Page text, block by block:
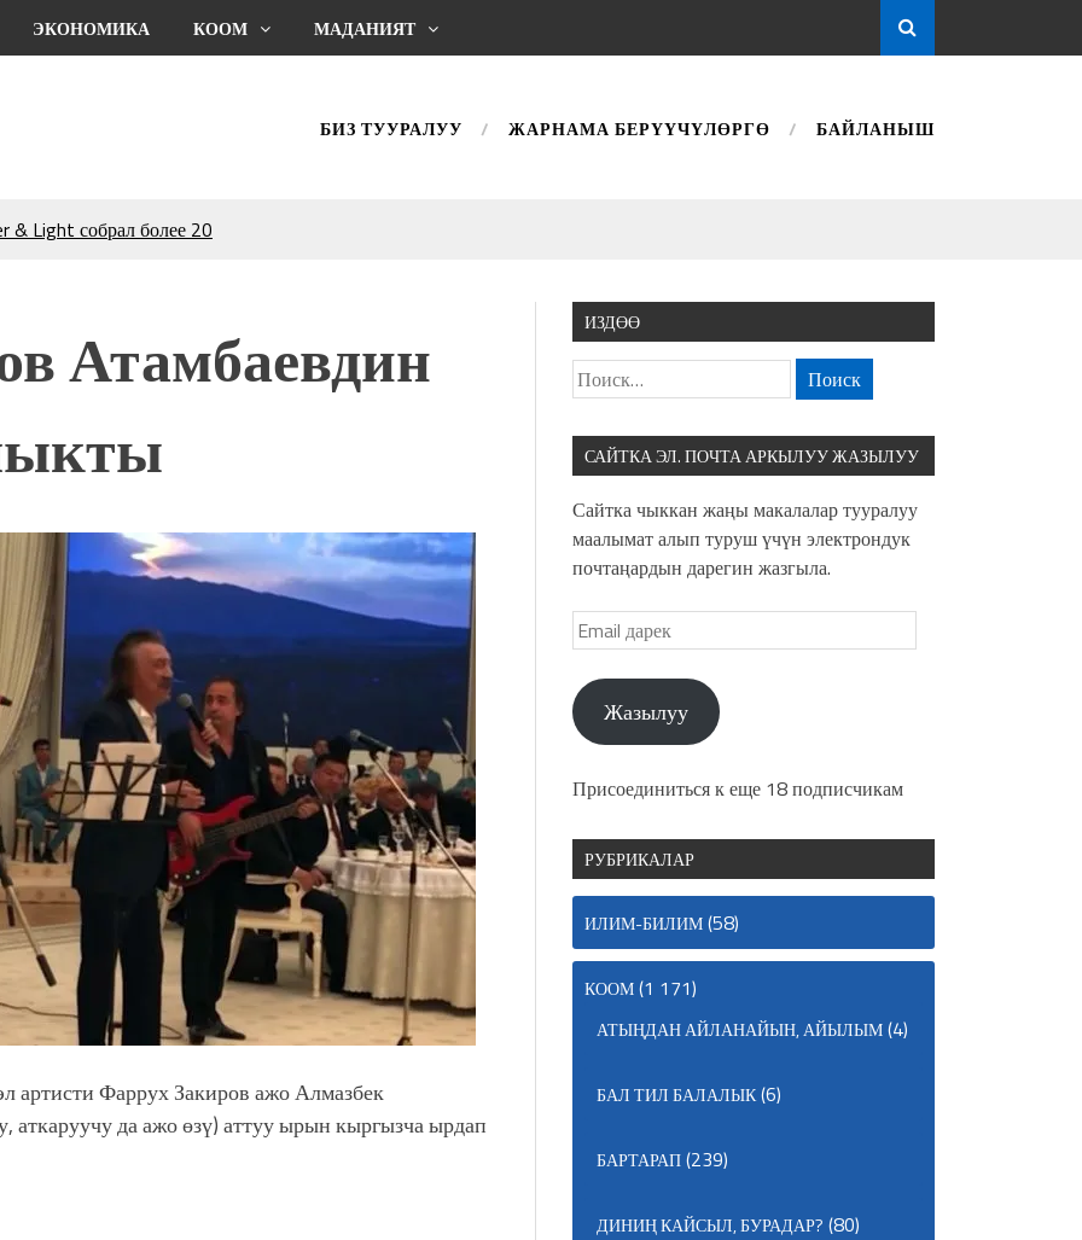
ЭКОНОМИКА КООМ МАДАНИЯТ
БИЗ ТУУРАЛУУ ЖАРНАМА БЕРҮҮЧҮЛӨРГӨ БАЙЛАНЫШ
& Light собрал более 20
ЖУСУП
Central Park
союзунун
сыймык жана чоң
адабият алпы чыгыш
сөзсүз керек!”
Мээрим Мураталиева
Видео)
Тоо” журналынын
Видео)
ТҮБӨЛҮК СИМВОЛУ
фонтанды көрүү үчүн
чогулду
Атамбаевдин
артисти Фаррух Закиров ажо Алмазбек
аткаруучу да ажо өзү) аттуу ырын кыргызча ырдап
ИЗДӨӨ
САЙТКА ЭЛ. ПОЧТА АРКЫЛУУ ЖАЗЫЛУУ
Сайтка чыккан жаңы макалалар тууралуу
маалымат алып туруш үчүн электрондук
почтаңардын дарегин жазгыла.
Жазылуу
Присоединиться к еще 18 подписчикам
РУБРИКАЛАР
ИЛИМ-БИЛИМ(58)
КООМ(1 171)
АТЫҢДАН АЙЛАНАЙЫН, АЙЫЛЫМ(4)
БАЛ ТИЛ БАЛАЛЫК(6)
БАРТАРАП(239)
ДИНИҢ КАЙСЫЛ, БУРАДАР? (80)